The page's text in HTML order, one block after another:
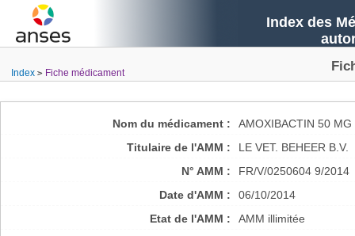
Index des
Index Fiche médicament
Nom du médicament :
AMOXIBACTIN 50
Titulaire de l'AMM :
LE VET. BEHEER B.V.
N° AMM :
FR/V/0250604 9/2014
Date d'AMM :
06/10/2014
Etat de l'AMM :
AMM illimitée